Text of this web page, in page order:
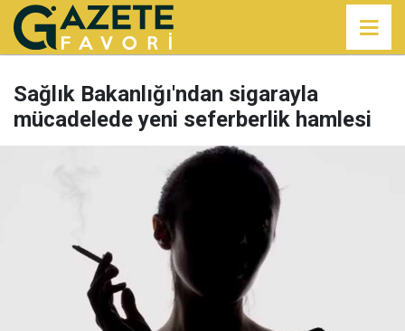
Sağlık Bakanlığı'ndan sigarayla
mücadelede yeni seferberlik hamlesi